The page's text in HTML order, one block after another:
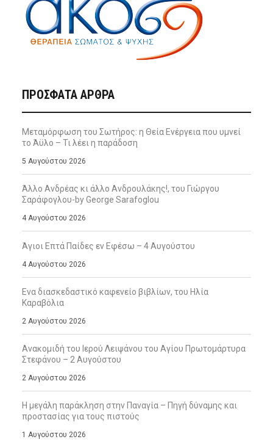
ΠΡΌΣΦΑΤΑ ΆΡΘΡΑ
Μεταμόρφωση του Σωτήρος: η Θεία Ενέργεια που υμνεί
το Άϋλο – Τι λέει η παράδοση
5 Αυγούστου 2026
Άλλο Ανδρέας κι άλλο Ανδρουλάκης!, του Γιώργου
Σαράφογλου-by George Sarafoglou
4 Αυγούστου 2026
Άγιοι Επτά Παίδες εν Εφέσω – 4 Αυγούστου
4 Αυγούστου 2026
Ενα διασκεδαστικό καφενείο βιβλίων, του Ηλία
Καραβόλια
2 Αυγούστου 2026
Ανακομιδή του Ιερού Λειψάνου του Αγίου Πρωτομάρτυρα
Στεφάνου – 2 Αυγούστου
2 Αυγούστου 2026
Η μεγάλη παράκληση στην Παναγία – Πηγή δύναμης και
προστασίας για τους πιστούς
1 Αυγούστου 2026